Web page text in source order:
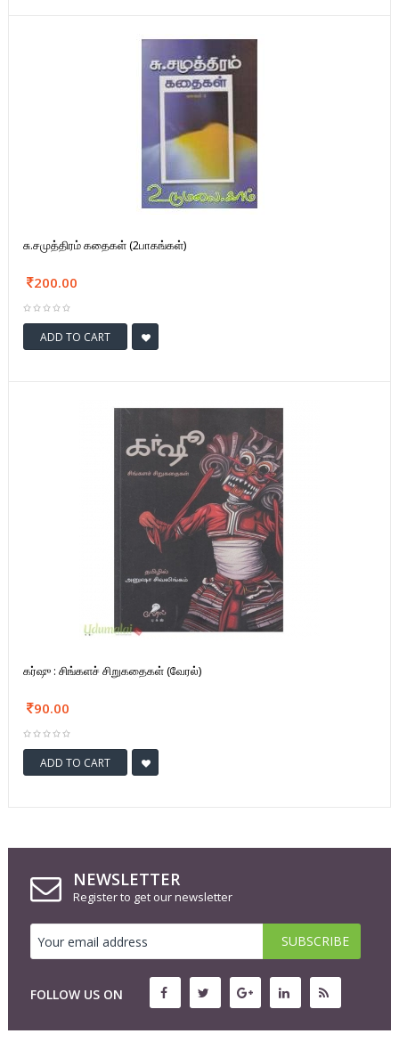
சு.சமுத்திரம் கதைகள் (2பாகங்கள்)
200.00
ADD TO CART
கர்ஷு : சிங்களச் சிறுகதைகள் (வேரல்)
90.00
ADD TO CART
NEWSLETTER
Register to get our newsletter
FOLLOW US ON